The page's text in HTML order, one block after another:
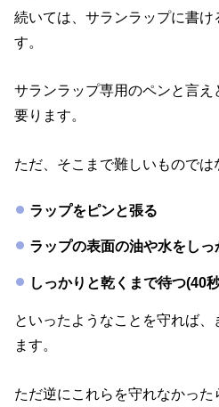
続いては、サランラップに書
す。
サランラップ専用のペンと言え
要ります。
ただ、そこまで難しいものでは
ラップをピンと張る
ラップの表面の油や水をしっ
しっかりと乾くまで待つ(40
といったようなことを守れば
ます。
ただ逆にこれらを守れなかった